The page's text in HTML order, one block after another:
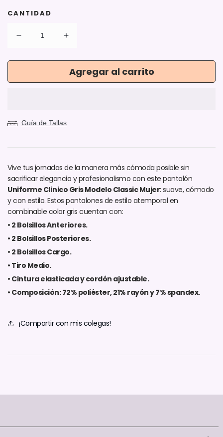
CANTIDAD
Reducir
para
Modelo
Aumentar
para
Pantalón
Modelo
Agregar al carrito
Guía de Tallas
Vive tus jornadas de la manera más cómoda posible sin
sacrificar elegancia y profesionalismo con este pantalón
Uniforme Clínico Gris Modelo Classic Mujer: suave, cómodo
y con estilo. Estos pantalones de estilo atemporal en
combinable color gris cuentan con:
• 2 Bolsillos Anteriores.
• 2 Bolsillos Posteriores.
• 2 Bolsillos Cargo.
• Tiro Medio.
• Cintura elasticada y cordón ajustable.
• Composición: 72% poliéster, 21% rayón y 7% spandex.
¡Compartir con mis colegas!